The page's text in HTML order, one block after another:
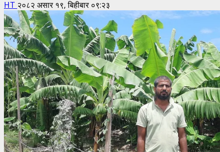
HT २०८२ असार १९, बिहीबार ०९:२३